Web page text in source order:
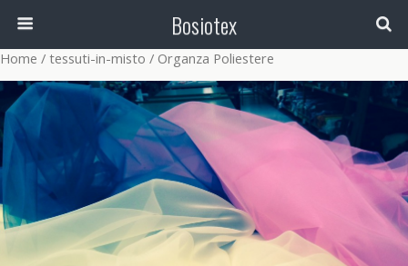
Bosiotex
Home / tessuti-in-misto / Organza Poliestere